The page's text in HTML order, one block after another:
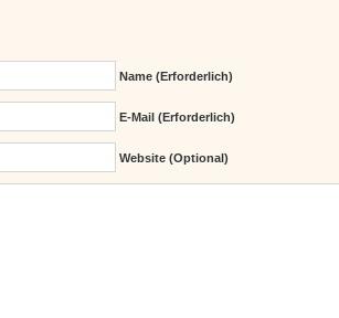
Name (erforderlich)
E-Mail (erforderlich)
Website (Optional)